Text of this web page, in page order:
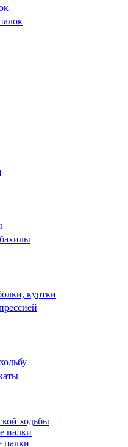
куртки
ходьбы
палки
палки